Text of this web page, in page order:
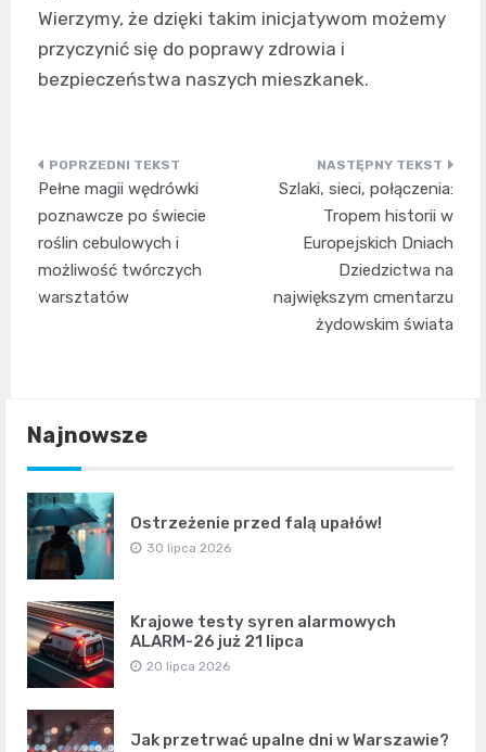
Wierzymy, że dzięki takim inicjatywom możemy
przyczynić się do poprawy zdrowia i
bezpieczeństwa naszych mieszkanek.
Nawigacja
wpisu
Pełne magii wędrówki
poznawcze po świecie
roślin cebulowych i
możliwość twórczych
warsztatów
Szlaki, sieci, połączenia:
Tropem historii w
Europejskich Dniach
Dziedzictwa na
największym cmentarzu
żydowskim świata
Najnowsze
Ostrzeżenie przed falą upałów!
30 lipca 2026
Krajowe testy syren alarmowych
ALARM-26 już 21 lipca
20 lipca 2026
Jak przetrwać upalne dni w Warszawie?